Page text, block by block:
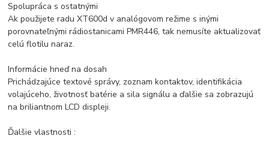
Spolupráca s ostatnými
Ak použijete radu XT600d v analógovom režime s inými
porovnateľnými rádiostanicami PMR446, tak nemusíte aktualizovať
celú flotilu naraz.
Informácie hneď na dosah
Prichádzajúce textové správy, zoznam kontaktov, identifikácia
volajúceho, životnosť batérie a sila signálu a ďalšie sa zobrazujú
na briliantnom LCD displeji.
Ďalšie vlastnosti :